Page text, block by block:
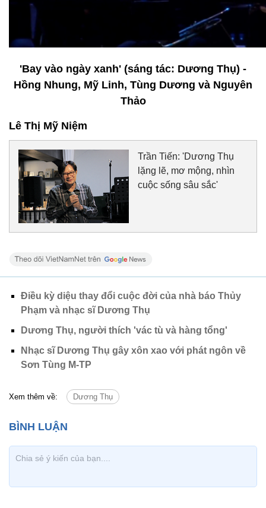
'Bay vào ngày xanh' (sáng tác: Dương Thụ) -
Hồng Nhung, Mỹ Linh, Tùng Dương và Nguyên
Thảo
Lê Thị Mỹ Niệm
Trần Tiến: 'Dương Thụ
lặng lẽ, mơ mộng, nhìn
cuộc sống sâu sắc'
Điều kỳ diệu thay đổi cuộc đời của nhà báo Thủy
Phạm và nhạc sĩ Dương Thụ
Dương Thụ, người thích 'vác tù và hàng tổng'
Nhạc sĩ Dương Thụ gây xôn xao với phát ngôn về
Sơn Tùng M-TP
Xem thêm về: Dương Thụ